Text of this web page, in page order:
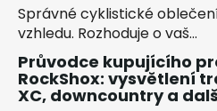
Správné cyklistické
vzhledu. Rozhoduje o vaš...
Průvodce kupujícího
RockShox: vysvětlení
XC, downcountry a